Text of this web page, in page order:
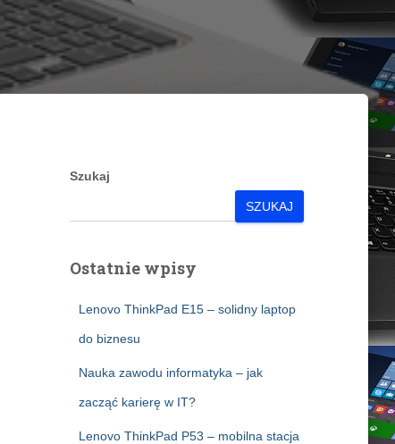
Szukaj
SZUKAJ
Ostatnie wpisy
Lenovo ThinkPad E15 – solidny laptop
do biznesu
Nauka zawodu informatyka – jak
zacząć karierę w IT?
Lenovo ThinkPad P53 – mobilna stacja